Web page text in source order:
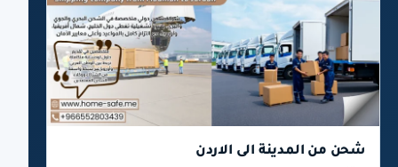
شحن من المدينة الى الاردن